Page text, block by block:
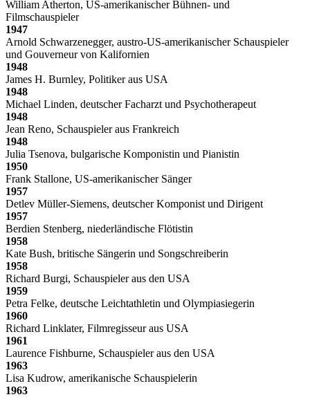
William Atherton, US-amerikanischer Bühnen- und
Filmschauspieler
1947
Arnold Schwarzenegger, austro-US-amerikanischer Schauspieler
und Gouverneur von Kalifornien
1948
James H. Burnley, Politiker aus USA
1948
Michael Linden, deutscher Facharzt und Psychotherapeut
1948
Jean Reno, Schauspieler aus Frankreich
1948
Julia Tsenova, bulgarische Komponistin und Pianistin
1950
Frank Stallone, US-amerikanischer Sänger
1957
Detlev Müller-Siemens, deutscher Komponist und Dirigent
1957
Berdien Stenberg, niederländische Flötistin
1958
Kate Bush, britische Sängerin und Songschreiberin
1958
Richard Burgi, Schauspieler aus den USA
1959
Petra Felke, deutsche Leichtathletin und Olympiasiegerin
1960
Richard Linklater, Filmregisseur aus USA
1961
Laurence Fishburne, Schauspieler aus den USA
1963
Lisa Kudrow, amerikanische Schauspielerin
1963